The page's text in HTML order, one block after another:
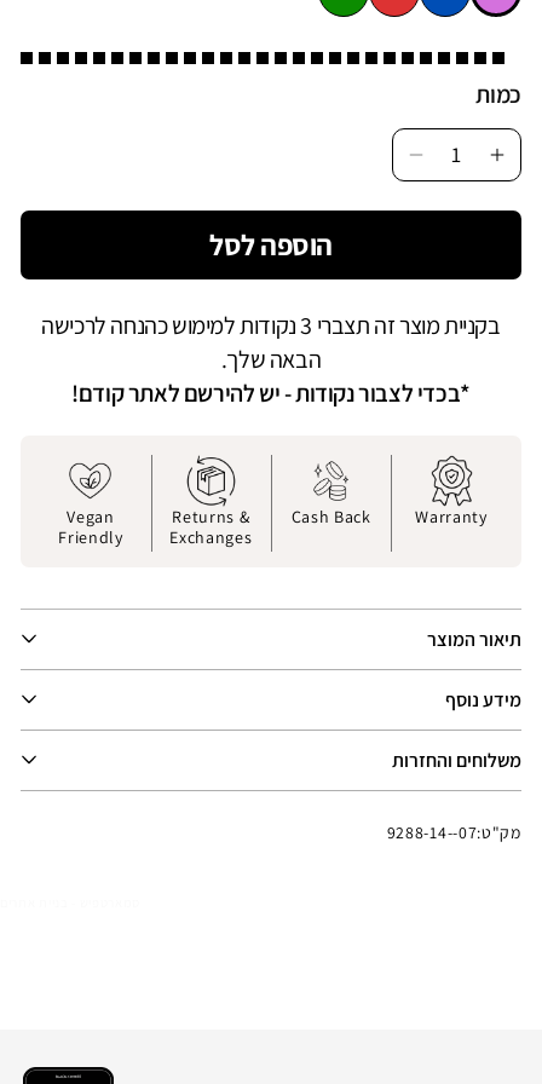
כמות
Decrease
for
ורוד
for
ורוד
הוספה לסל
בקניית מוצר זה תצברי 3 נקודות למימוש כהנחה לרכישה
הבאה שלך.
*בכדי לצבור נקודות - יש להירשם לאתר קודם!
Vegan
Friendly
Returns &
Exchanges
Cash Back Warranty
תיאור המוצר
מידע נוסף
משלוחים והחזרות
מק"ט:9288-14--07